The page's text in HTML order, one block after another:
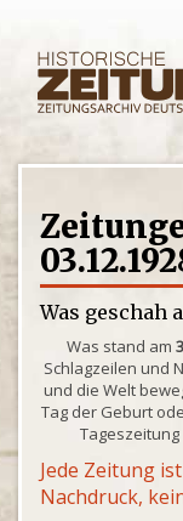
Was geschah
Was stand am
Schlagzeilen und
und die Welt
Tag der Geburt
Tageszeitung
Jede Zeitung
Nachdruck,